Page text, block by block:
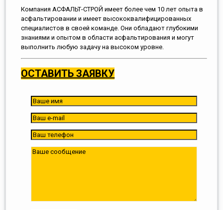
Компания АСФАЛЬТ-СТРОЙ имеет более чем 10 лет опыта в
асфальтировании и имеет высококвалифицированных
специалистов в своей команде. Они обладают глубокими
знаниями и опытом в области асфальтирования и могут
выполнить любую задачу на высоком уровне.
ОСТАВИТЬ ЗАЯВКУ